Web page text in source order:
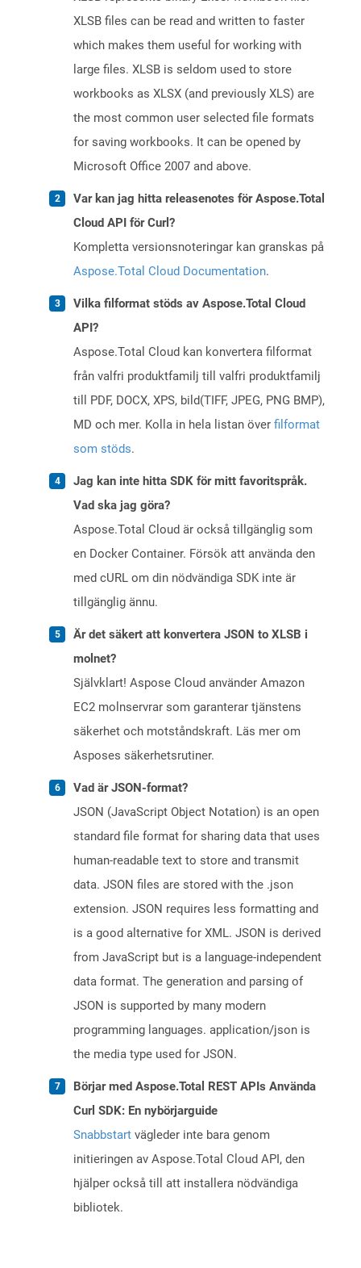
XLSB files can be read and written to faster
which makes them useful for working with
large files. XLSB is seldom used to store
workbooks as XLSX (and previously XLS) are
the most common user selected file formats
for saving workbooks. It can be opened by
Microsoft Office 2007 and above.
Var kan jag hitta releasenotes för Aspose.Total
Cloud API för Curl?
Kompletta versionsnoteringar kan granskas på
Aspose.Total Cloud Documentation.
Vilka filformat stöds av Aspose.Total Cloud
API?
Aspose.Total Cloud kan konvertera filformat
från valfri produktfamilj till valfri produktfamilj
till PDF, DOCX, XPS, bild(TIFF, JPEG, PNG BMP),
MD och mer. Kolla in hela listan över filformat
som stöds.
Jag kan inte hitta SDK för mitt favoritspråk.
Vad ska jag göra?
Aspose.Total Cloud är också tillgänglig som
en Docker Container. Försök att använda den
med cURL om din nödvändiga SDK inte är
tillgänglig ännu.
Är det säkert att konvertera JSON to XLSB i
molnet?
Självklart! Aspose Cloud använder Amazon
EC2 molnservrar som garanterar tjänstens
säkerhet och motståndskraft. Läs mer om
Asposes säkerhetsrutiner.
Vad är JSON-format?
JSON (JavaScript Object Notation) is an open
standard file format for sharing data that uses
human-readable text to store and transmit
data. JSON files are stored with the .json
extension. JSON requires less formatting and
is a good alternative for XML. JSON is derived
from JavaScript but is a language-independent
data format. The generation and parsing of
JSON is supported by many modern
programming languages. application/json is
the media type used for JSON.
Börjar med Aspose.Total REST APIs Använda
Curl SDK: En nybörjarguide
Snabbstart vägleder inte bara genom
initieringen av Aspose.Total Cloud API, den
hjälper också till att installera nödvändiga
bibliotek.